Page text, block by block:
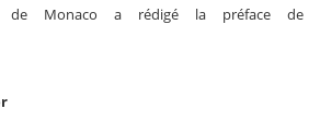
Monaco a rédigé la préface de